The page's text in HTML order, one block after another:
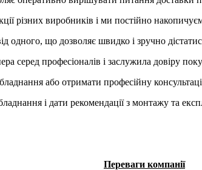
різних виробників і ми постійно
одного, що дозволяє швидко і зручно
серед професіоналів і заслужила довіру
або отримати професійну
і дати рекомендації з монтажу та
Переваги компанії